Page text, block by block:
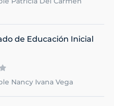
de Educación Inicial
Nancy Ivana Vega